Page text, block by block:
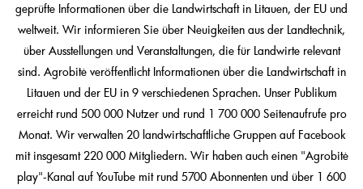
geprüfte Informationen über die Landwirtschaft in Litauen, der EU und
weltweit. Wir informieren Sie über Neuigkeiten aus der Landtechnik,
über Ausstellungen und Veranstaltungen, die für Landwirte relevant
sind. Agrobitė veröffentlicht Informationen über die Landwirtschaft in
Litauen und der EU in 9 verschiedenen Sprachen. Unser Publikum
erreicht rund 500 000 Nutzer und rund 1 700 000 Seitenaufrufe pro
Monat. Wir verwalten 20 landwirtschaftliche Gruppen auf Facebook
mit insgesamt 220 000 Mitgliedern. Wir haben auch einen "Agrobitė
play"-Kanal auf YouTube mit rund 5700 Abonnenten und über 1 600